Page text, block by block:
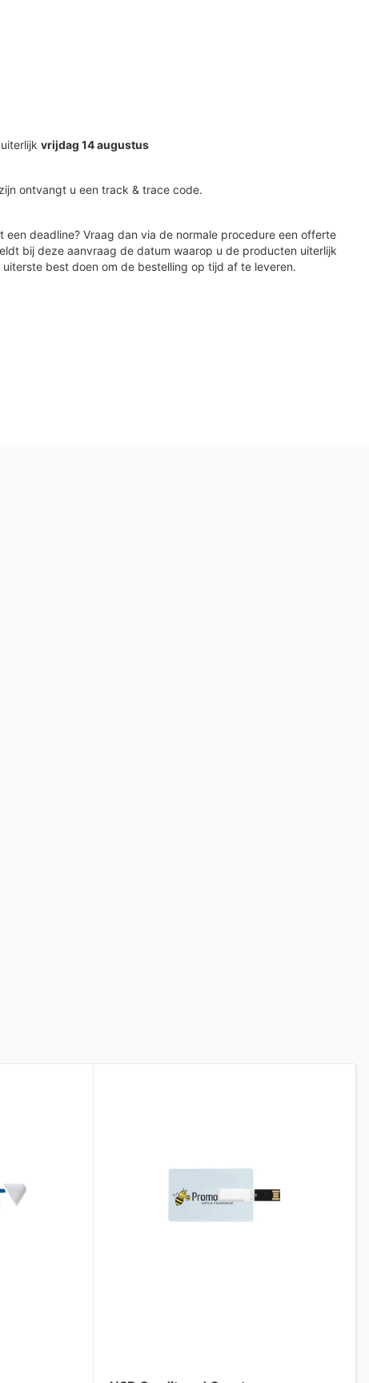
vrijdag 14 augustus
ontvangt u een track & trace code.
een deadline? Vraag dan via de normale procedure een offerte
bij deze aanvraag de datum waarop u de producten uiterlijk
best doen om de bestelling op tijd af te leveren.